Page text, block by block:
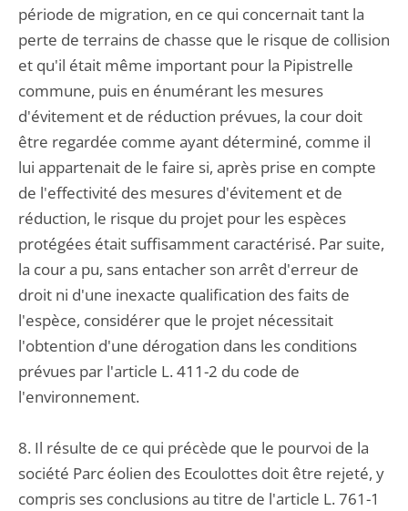
période de migration, en ce qui concernait tant la
perte de terrains de chasse que le risque de collision
et qu'il était même important pour la Pipistrelle
commune, puis en énumérant les mesures
d'évitement et de réduction prévues, la cour doit
être regardée comme ayant déterminé, comme il
lui appartenait de le faire si, après prise en compte
de l'effectivité des mesures d'évitement et de
réduction, le risque du projet pour les espèces
protégées était suffisamment caractérisé. Par suite,
la cour a pu, sans entacher son arrêt d'erreur de
droit ni d'une inexacte qualification des faits de
l'espèce, considérer que le projet nécessitait
l'obtention d'une dérogation dans les conditions
prévues par l'article L. 411-2 du code de
l'environnement.
8. Il résulte de ce qui précède que le pourvoi de la
société Parc éolien des Ecoulottes doit être rejeté, y
compris ses conclusions au titre de l'article L. 761-1